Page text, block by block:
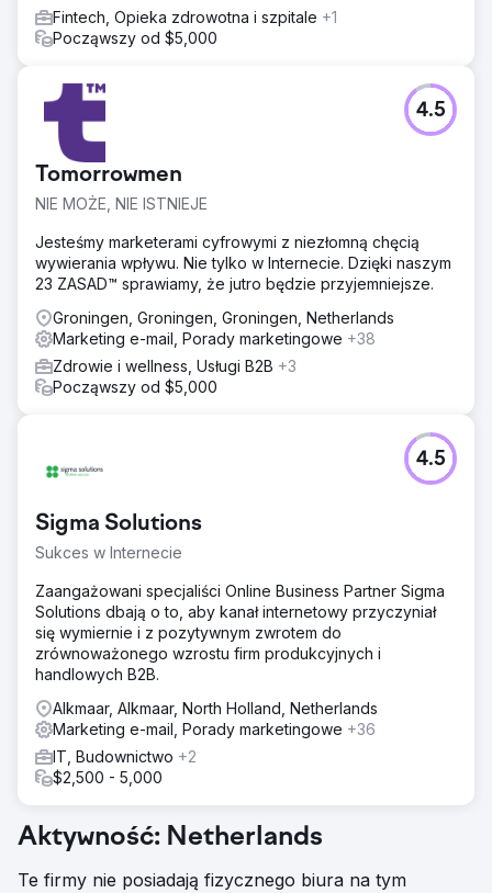
Fintech, Opieka zdrowotna i szpitale +1
Począwszy od $5,000
Tomorrowmen
NIE MOŻE, NIE ISTNIEJE
4.5
Jesteśmy marketerami cyfrowymi z niezłomną chęcią
wywierania wpływu. Nie tylko w Internecie. Dzięki naszym
23 ZASAD™ sprawiamy, że jutro będzie przyjemniejsze.
Groningen, Groningen, Groningen, Netherlands
Marketing e-mail, Porady marketingowe +38
Zdrowie i wellness, Usługi B2B +3
Począwszy od $5,000
Sigma Solutions
Sukces w Internecie
4.5
Zaangażowani specjaliści Online Business Partner Sigma
Solutions dbają o to, aby kanał internetowy przyczyniał
się wymiernie i z pozytywnym zwrotem do
zrównoważonego wzrostu firm produkcyjnych i
handlowych B2B.
Alkmaar, Alkmaar, North Holland, Netherlands
Marketing e-mail, Porady marketingowe +36
IT, Budownictwo +2
$2,500 - 5,000
Aktywność: Netherlands
Te firmy nie posiadają fizycznego biura na tym